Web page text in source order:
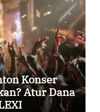
Konser
Atur Dana